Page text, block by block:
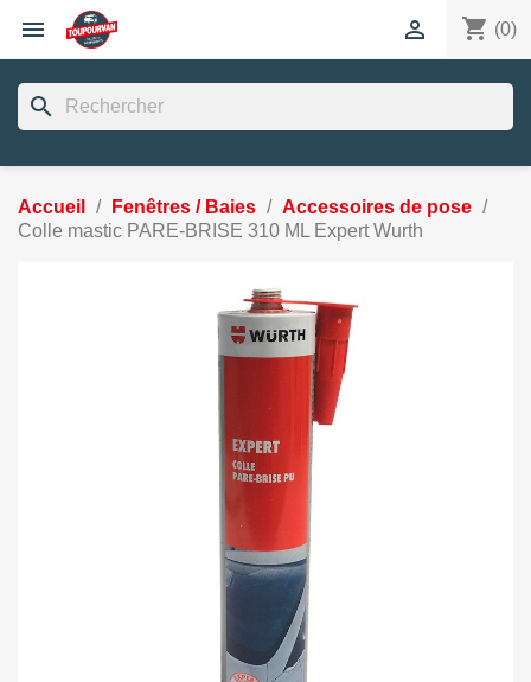
 shopping_cart (0)

search
Accueil Fenêtres / Baies
Accessoires de pose
Colle mastic PARE-BRISE 310 ML Expert Wurth